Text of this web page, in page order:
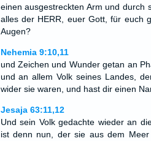
einen ausgestreckten Arm und durch
alles der HERR, euer Gott, für euch
Augen?
Nehemia 9:10,11
und Zeichen und Wunder getan an
und an allem Volk seines Landes,
wider sie waren, und hast dir einen
Jesaja 63:11,12
Und sein Volk gedachte wieder an
ist denn nun, der sie aus dem